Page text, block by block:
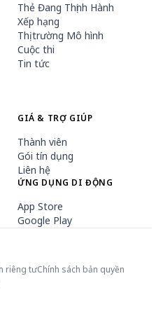
Thẻ Đang Thịnh Hành
Xếp hạng
Thị trường Mô hình
Cuộc thi
Tin tức
GIÁ & TRỢ GIÚP
Thành viên
Gói tín dụng
Liên hệ
ỨNG DỤNG DI ĐỘNG
App Store
Google Play
riêng tưChính sách bản quyền